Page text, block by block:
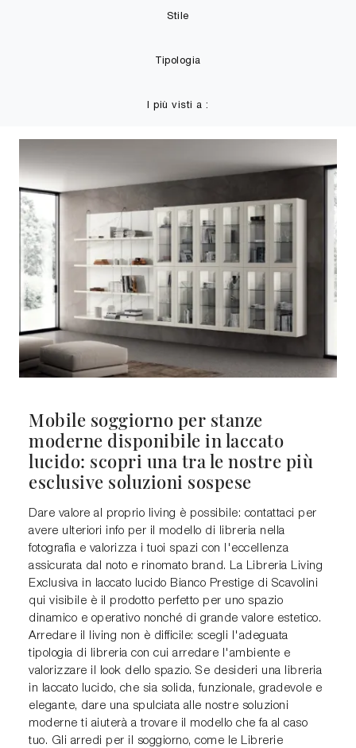
Stile
Tipologia
I più visti a :
Mobile soggiorno per stanze
moderne disponibile in laccato
lucido: scopri una tra le nostre più
esclusive soluzioni sospese
Dare valore al proprio living è possibile: contattaci per
avere ulteriori info per il modello di libreria nella
fotografia e valorizza i tuoi spazi con l'eccellenza
assicurata dal noto e rinomato brand. La Libreria Living
Exclusiva in laccato lucido Bianco Prestige di Scavolini
qui visibile è il prodotto perfetto per uno spazio
dinamico e operativo nonché di grande valore estetico.
Arredare il living non è difficile: scegli l'adeguata
tipologia di libreria con cui arredare l'ambiente e
valorizzare il look dello spazio. Se desideri una libreria
in laccato lucido, che sia solida, funzionale, gradevole e
elegante, dare una spulciata alle nostre soluzioni
moderne ti aiuterà a trovare il modello che fa al caso
tuo. Gli arredi per il soggiorno, come le Librerie